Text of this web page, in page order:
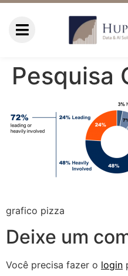
Pesquisa
grafico pizza
Deixe um
Você precisa fazer o login